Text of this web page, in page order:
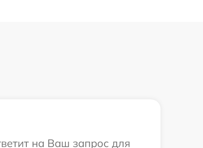
на Ваш запрос для